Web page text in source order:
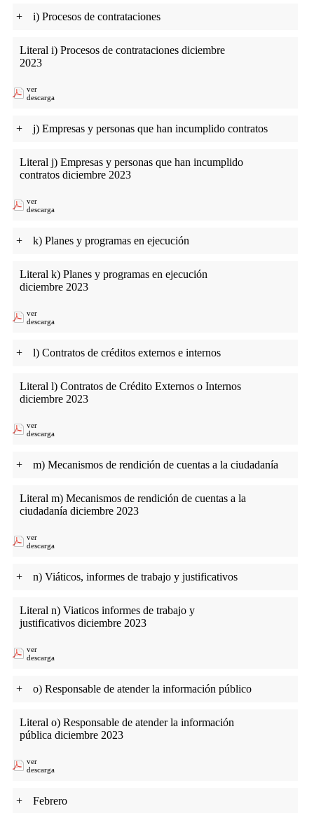
+ i) Procesos de contrataciones
Literal i) Procesos de contrataciones diciembre
2023
ver
descarga
+ j) Empresas y personas que han incumplido contratos
Literal j) Empresas y personas que han incumplido
contratos diciembre 2023
ver
descarga
+ k) Planes y programas en ejecución
Literal k) Planes y programas en ejecución
diciembre 2023
ver
descarga
+ l) Contratos de créditos externos e internos
Literal l) Contratos de Crédito Externos o Internos
diciembre 2023
ver
descarga
+ m) Mecanismos de rendición de cuentas a la ciudadanía
Literal m) Mecanismos de rendición de cuentas a la
ciudadanía diciembre 2023
ver
descarga
+ n) Viáticos, informes de trabajo y justificativos
Literal n) Viaticos informes de trabajo y
justificativos diciembre 2023
ver
descarga
+ o) Responsable de atender la información público
Literal o) Responsable de atender la información
pública diciembre 2023
ver
descarga
+ Febrero